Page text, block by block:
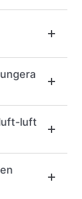
luft